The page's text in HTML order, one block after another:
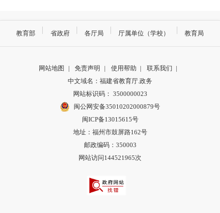
教育部 省政府 各厅局 厅属单位（学校） 教育局
网站地图 | 免责声明 | 使用帮助 | 联系我们 |
中文域名：福建省教育厅.政务
网站标识码： 3500000023
闽公网安备35010202000879号
闽ICP备13015615号
地址：福州市鼓屏路162号
邮政编码：350003
网站访问144521965次